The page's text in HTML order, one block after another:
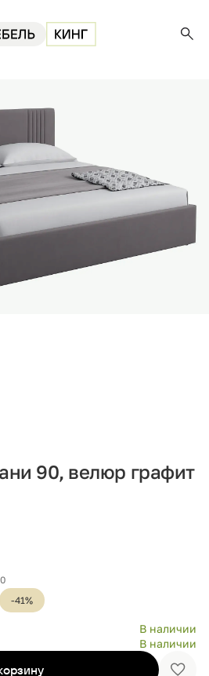
90, велюр графит
-41%
В наличии
В наличии